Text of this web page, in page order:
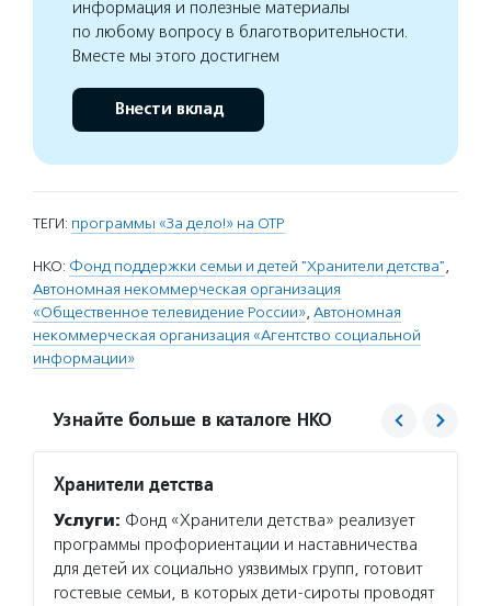
информация и полезные материалы
по любому вопросу в благотворительности.
Вместе мы этого достигнем
Внести вклад
ТЕГИ: программы «За дело!» на ОТР
НКО: Фонд поддержки семьи и детей "Хранители детства",
Автономная некоммерческая организация
«Общественное телевидение России», Автономная
некоммерческая организация «Агентство социальной
информации»
Узнайте больше в каталоге НКО
Хранители детства
Услуги: Фонд «Хранители детства» реализует
программы профориентации и наставничества
для детей их социально уязвимых групп, готовит
гостевые семьи, в которых дети-сироты проводят